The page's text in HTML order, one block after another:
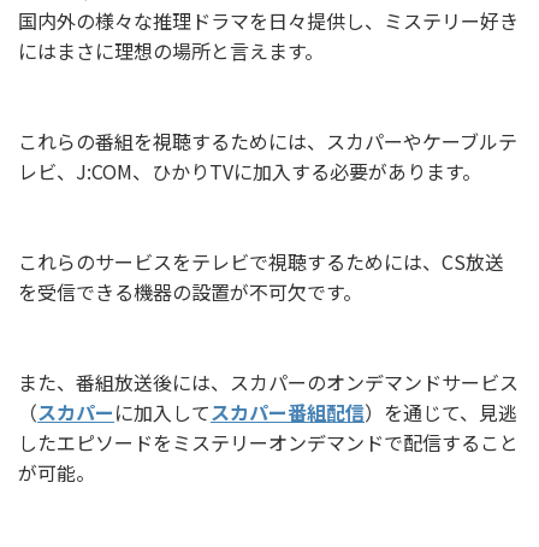
国内外の様々な推理ドラマを日々提供し、ミステリー好き
にはまさに理想の場所と言えます。
これらの番組を視聴するためには、スカパーやケーブルテ
レビ、J:COM、ひかりTVに加入する必要があります。
これらのサービスをテレビで視聴するためには、CS放送
を受信できる機器の設置が不可欠です。
また、番組放送後には、スカパーのオンデマンドサービス
（スカパーに加入してスカパー番組配信）を通じて、見逃
したエピソードをミステリーオンデマンドで配信すること
が可能。